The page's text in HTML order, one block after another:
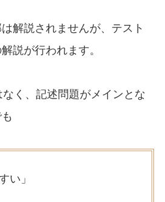
解説されませんが、テスト
説が行われます。
く、記述問題がメインとな
い」